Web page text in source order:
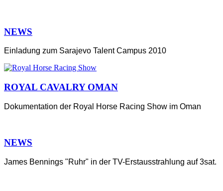
NEWS
Einladung zum Sarajevo Talent Campus 2010
ROYAL CAVALRY OMAN
Dokumentation der Royal Horse Racing Show im Oman
NEWS
James Bennings "Ruhr" in der TV-Erstausstrahlung auf 3sat.